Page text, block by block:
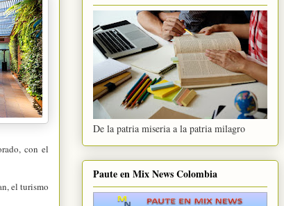
con el
el turismo
De la patria miseria a la patria milagro
Paute en Mix News Colombia